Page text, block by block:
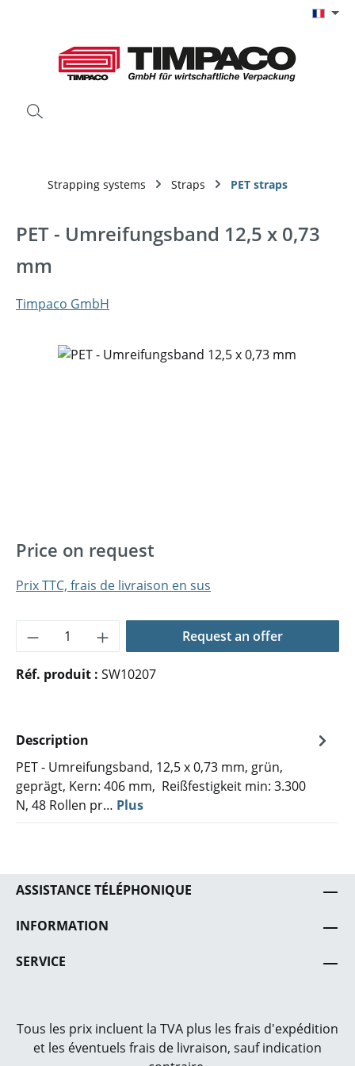
Strapping systems Straps PET straps
PET - Umreifungsband 12,5 x 0,73
mm
Timpaco GmbH
Ignorer la galerie d'images
Price on request
Prix TTC, frais de livraison en sus
Quantité de produit : Entrez la
Request an offer
Réf. produit : SW10207
Description
PET - Umreifungsband, 12,5 x 0,73 mm, grün,
geprägt, Kern: 406 mm, Reißfestigkeit min: 3.300
N, 48 Rollen pr… Plus
ASSISTANCE TÉLÉPHONIQUE
INFORMATION
SERVICE
Tous les prix incluent la TVA plus les frais d'expédition
et les éventuels frais de livraison, sauf indication